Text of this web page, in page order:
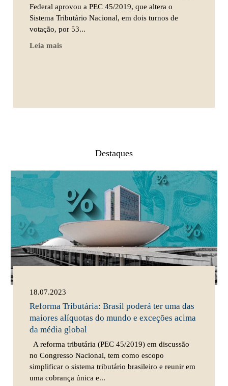
Federal aprovou a PEC 45/2019, que altera o
Sistema Tributário Nacional, em dois turnos de
votação, por 53...
Leia mais
Destaques
18.07.2023
Reforma Tributária: Brasil poderá ter uma das
maiores alíquotas do mundo e exceções acima
da média global
A reforma tributária (PEC 45/2019) em discussão
no Congresso Nacional, tem como escopo
simplificar o sistema tributário brasileiro e reunir em
uma cobrança única e...